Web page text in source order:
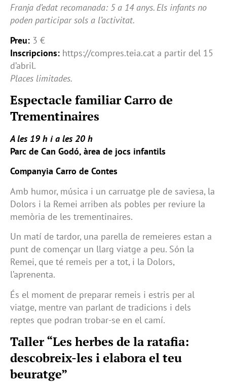
Franja d’edat recomanada: 5 a 14 anys. Els infants no
poden participar sols a l’activitat.
Preu: 3 €
Inscripcions: https://compres.teia.cat a partir del 15
d’abril.
Places limitades.
Espectacle familiar Carro de
Trementinaires
A les 19 h i a les 20 h
Parc de Can Godó, àrea de jocs infantils
Companyia Carro de Contes
Amb humor, música i un carruatge ple de saviesa, la
Dolors i la Remei arriben als pobles per reviure la
memòria de les trementinaires.
Un matí de tardor, una parella de remeieres estan a
punt de començar un llarg viatge a peu. Són la
Remei, que té remeis per a tot, i la Dolors,
l’aprenenta.
És el moment de preparar remeis i estris per al
viatge, mentre van parlant de tradicions i dels
reptes que podran trobar-se en el camí.
Taller “Les herbes de la ratafia:
descobreix-les i elabora el teu
beuratge”